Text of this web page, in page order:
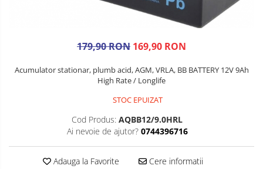
179,90 RON 169,90 RON
Acumulator stationar, plumb acid, AGM, VRLA, BB BATTERY 12V 9Ah
High Rate / Longlife
STOC EPUIZAT
Cod Produs: AQBB12/9.0HRL
Ai nevoie de ajutor? 0744396716
Adauga la Favorite Cere informatii